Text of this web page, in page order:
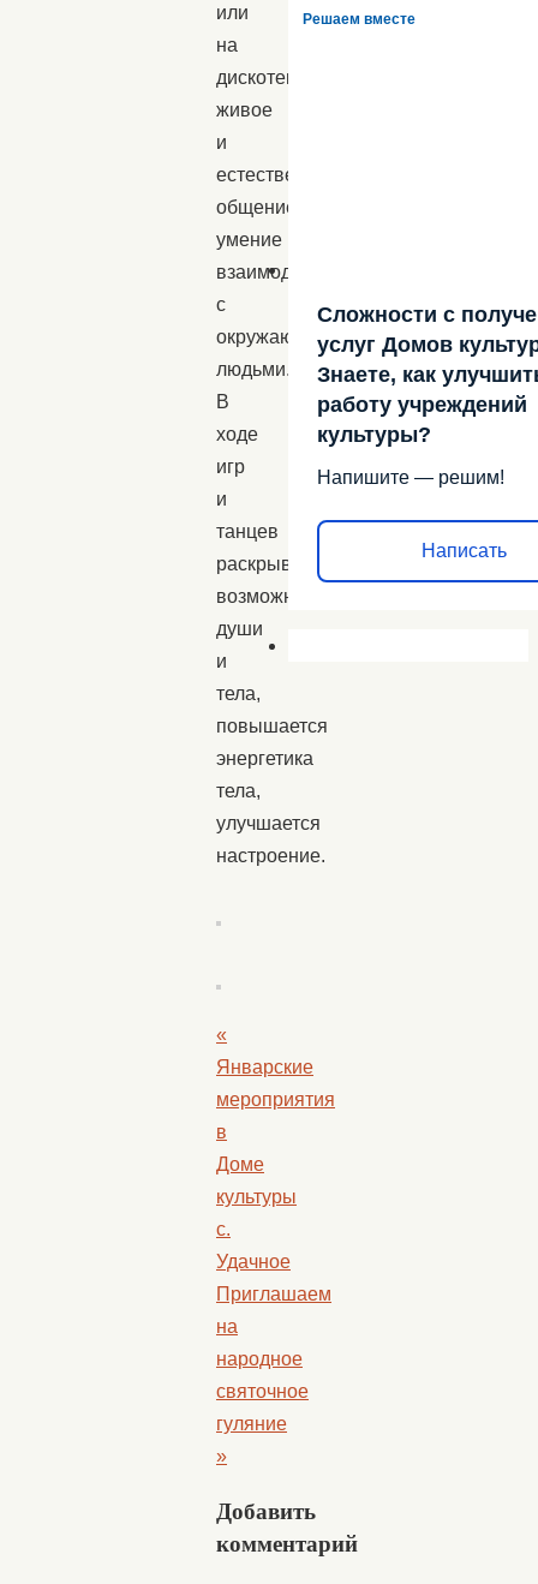
или
на
дискотеках:
живое
и
естественное
общение,
умение
взаимодействовать
с
окружающими
людьми.
В
ходе
игр
и
танцев
раскрываются
возможности
души
и
тела,
повышается
энергетика
тела,
улучшается
настроение.
«
Январские
мероприятия
в
Доме
культуры
с.
Удачное
Приглашаем
на
народное
святочное
гуляние
»
Добавить
комментарий
Решаем вместе
Сложности с
услуг Домов
Знаете, как
работу учреждений
культуры?
Напишите — решим!
Написать